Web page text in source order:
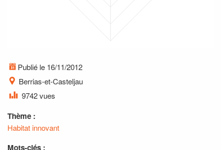
Publié le 16/11/2012
Berrias-et-Casteljau
9742 vues
Thème :
Habitat innovant
Mots-clés :